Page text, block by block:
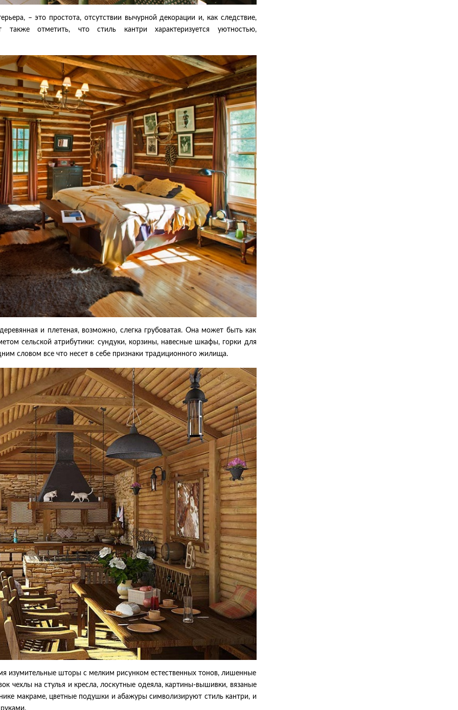
– это простота, отсутствии вычурной декорации и, как следствие,
также отметить, что стиль кантри характеризуется уютностью,
и плетеная, возможно, слегка грубоватая. Она может быть как
сельской атрибутики: сундуки, корзины, навесные шкафы, горки для
словом все что несет в себе признаки традиционного жилища.
изумительные шторы с мелким рисунком естественных тонов, лишенные
чехлы на стулья и кресла, лоскутные одеяла, картины-вышивки, вязаные
макраме, цветные подушки и абажуры символизируют стиль кантри, и